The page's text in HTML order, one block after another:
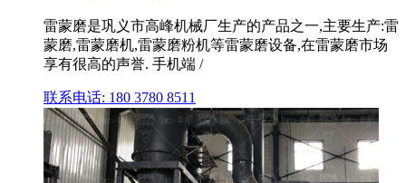
雷蒙磨是巩义市高峰机械厂生产的产品之一,主要生产:雷
蒙磨,雷蒙磨机,雷蒙磨粉机等雷蒙磨设备,在雷蒙磨市场
享有很高的声誉. 手机端 /
联系电话: 180 3780 8511